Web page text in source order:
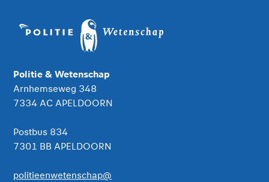
Politie & Wetenschap
Arnhemseweg 348
7334 AC APELDOORN
Postbus 834
7301 BB APELDOORN
politieenwetenschap@